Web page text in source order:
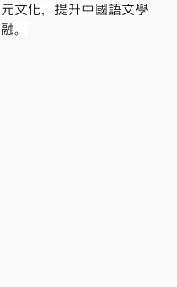
文化，提升中國語文學
。